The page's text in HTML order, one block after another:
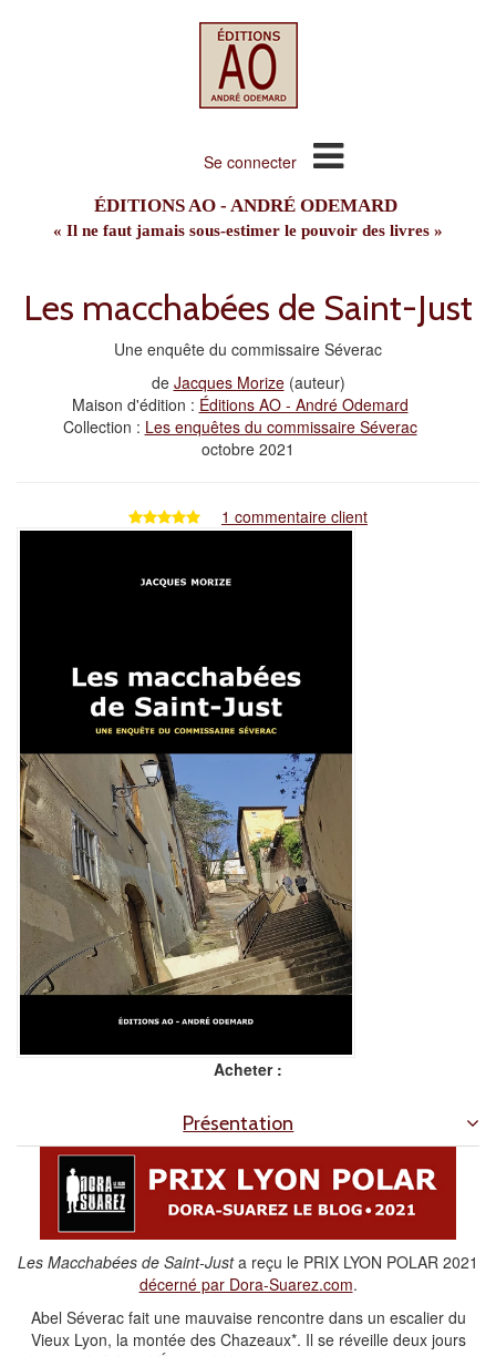
Se connecter
ÉDITIONS AO - ANDRÉ ODEMARD
« Il ne faut jamais sous-estimer le pouvoir des livres »
Les macchabées de Saint-Just
Une enquête du commissaire Séverac
de Jacques Morize(auteur)
Maison d'édition : Éditions AO - André Odemard
Collection : Les enquêtes du commissaire Séverac
octobre 2021
1 commentaire client
Acheter :
Présentation
Les Macchabées de Saint-Justa reçu le PRIX LYON POLAR 2021
décerné par Dora-Suarez.com.
Abel Séverac fait une mauvaise rencontre dans un escalier du
Vieux Lyon, la montée des Chazeaux*. Il se réveille deux jours